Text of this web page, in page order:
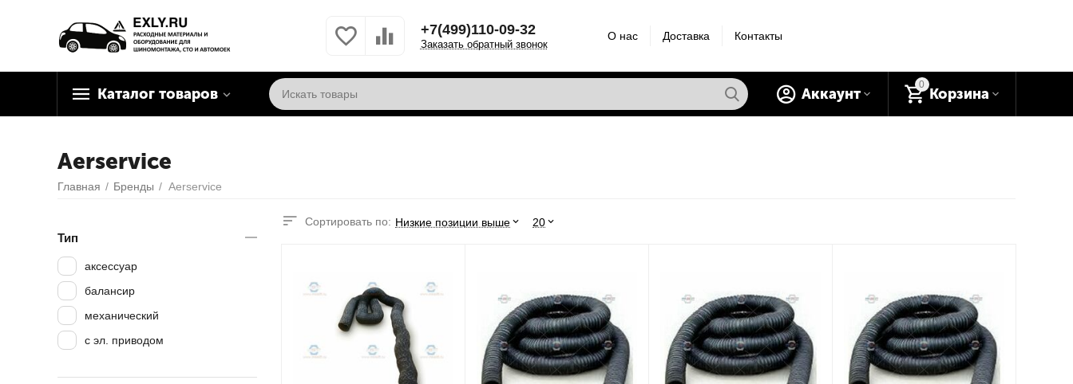
+7(499)110-09-32
Заказать обратный звонок
О нас Доставка Контакты
Каталог товаров
0
Корзина
Аккаунт
Aerservice
Главная / Бренды / Aerservice
Сортировать по: Низкие позиции выше 20
Тип
аксессуар
балансир
механический
с эл. приводом